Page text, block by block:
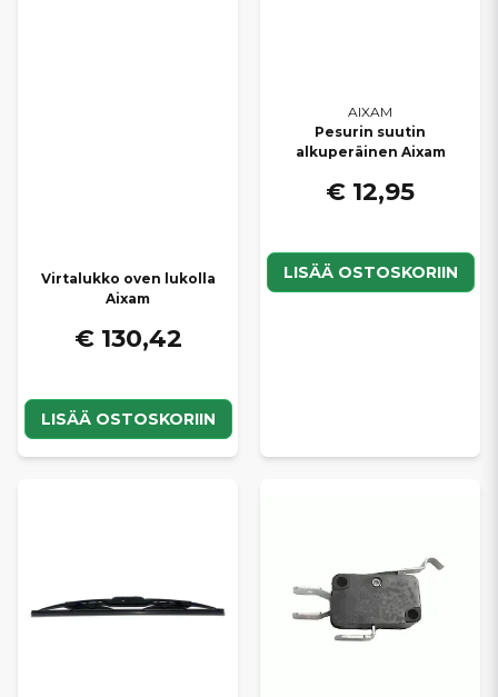
Virtalukko oven lukolla
Aixam
€ 130,42
LISÄÄ OSTOSKORIIN
AIXAM
Pesurin suutin
alkuperäinen Aixam
€ 12,95
LISÄÄ OSTOSKORIIN